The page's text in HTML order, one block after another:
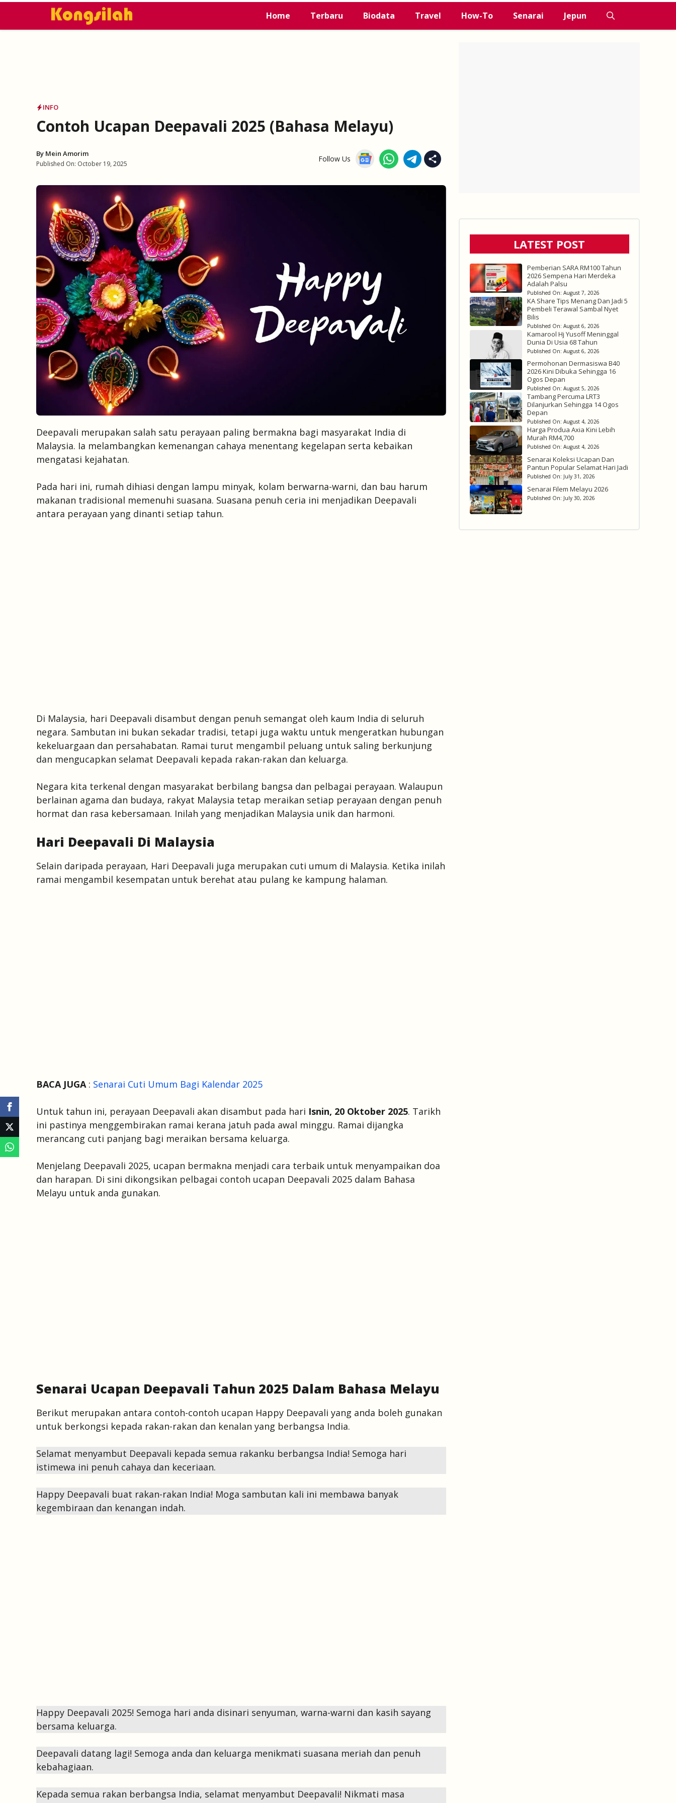
Home Terbaru Biodata Travel How-To Senarai Jepun
INFO
Contoh Ucapan Deepavali 2025 (Bahasa Melayu)
By Mein Amorim
Published On: October 19, 2025
Follow Us
Deepavali merupakan salah satu perayaan paling bermakna bagi masyarakat India di
Malaysia. Ia melambangkan kemenangan cahaya menentang kegelapan serta kebaikan
mengatasi kejahatan.
Pada hari ini, rumah dihiasi dengan lampu minyak, kolam berwarna-warni, dan bau harum
makanan tradisional memenuhi suasana. Suasana penuh ceria ini menjadikan Deepavali
antara perayaan yang dinanti setiap tahun.
Di Malaysia, hari Deepavali disambut dengan penuh semangat oleh kaum India di seluruh
negara. Sambutan ini bukan sekadar tradisi, tetapi juga waktu untuk mengeratkan hubungan
kekeluargaan dan persahabatan. Ramai turut mengambil peluang untuk saling berkunjung
dan mengucapkan selamat Deepavali kepada rakan-rakan dan keluarga.
Negara kita terkenal dengan masyarakat berbilang bangsa dan pelbagai perayaan. Walaupun
berlainan agama dan budaya, rakyat Malaysia tetap meraikan setiap perayaan dengan penuh
hormat dan rasa kebersamaan. Inilah yang menjadikan Malaysia unik dan harmoni.
Hari Deepavali Di Malaysia
Selain daripada perayaan, Hari Deepavali juga merupakan cuti umum di Malaysia. Ketika inilah
ramai mengambil kesempatan untuk berehat atau pulang ke kampung halaman.
BACA JUGA: Senarai Cuti Umum Bagi Kalendar 2025
Untuk tahun ini, perayaan Deepavali akan disambut pada hari Isnin, 20 Oktober 2025. Tarikh
ini pastinya menggembirakan ramai kerana jatuh pada awal minggu. Ramai dijangka
merancang cuti panjang bagi meraikan bersama keluarga.
Menjelang Deepavali 2025, ucapan bermakna menjadi cara terbaik untuk menyampaikan doa
dan harapan. Di sini dikongsikan pelbagai contoh ucapan Deepavali 2025 dalam Bahasa
Melayu untuk anda gunakan.
Senarai Ucapan Deepavali Tahun 2025 Dalam Bahasa Melayu
Berikut merupakan antara contoh-contoh ucapan Happy Deepavali yang anda boleh gunakan
untuk berkongsi kepada rakan-rakan dan kenalan yang berbangsa India.
Selamat menyambut Deepavali kepada semua rakanku berbangsa India! Semoga hari
istimewa ini penuh cahaya dan keceriaan.
Happy Deepavali buat rakan-rakan India! Moga sambutan kali ini membawa banyak
kegembiraan dan kenangan indah.
Happy Deepavali 2025! Semoga hari anda disinari senyuman, warna-warni dan kasih sayang
bersama keluarga.
Deepavali datang lagi! Semoga anda dan keluarga menikmati suasana meriah dan penuh
kebahagiaan.
Kepada semua rakan berbangsa India, selamat menyambut Deepavali! Nikmati masa
LATEST POST
Pemberian SARA RM100 Tahun
2026 Sempena Hari Merdeka
Adalah Palsu
Published On: August 7, 2026
KA Share Tips Menang Dan Jadi 5
Pembeli Terawal Sambal Nyet
Bilis
Published On: August 6, 2026
Kamarool Hj Yusoff Meninggal
Dunia Di Usia 68 Tahun
Published On: August 6, 2026
Permohonan Dermasiswa B40
2026 Kini Dibuka Sehingga 16
Ogos Depan
Published On: August 5, 2026
Tambang Percuma LRT3
Dilanjurkan Sehingga 14 Ogos
Depan
Published On: August 4, 2026
Harga Produa Axia Kini Lebih
Murah RM4,700
Published On: August 4, 2026
Senarai Koleksi Ucapan Dan
Pantun Popular Selamat Hari Jadi
Published On: July 31, 2026
Senarai Filem Melayu 2026
Published On: July 30, 2026